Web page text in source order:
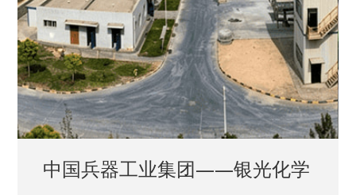
中国兵器工业集团——银光化学